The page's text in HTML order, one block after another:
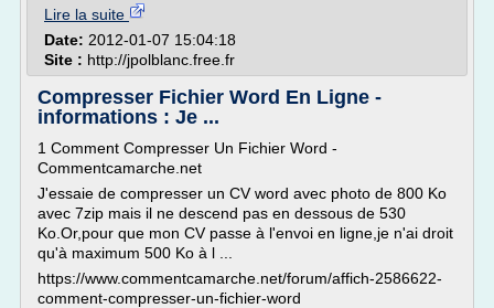
Lire la suite
Date: 2012-01-07 15:04:18
Site : http://jpolblanc.free.fr
Compresser Fichier Word En Ligne -
informations : Je ...
1 Comment Compresser Un Fichier Word -
Commentcamarche.net
J'essaie de compresser un CV word avec photo de 800 Ko
avec 7zip mais il ne descend pas en dessous de 530
Ko.Or,pour que mon CV passe à l'envoi en ligne,je n'ai droit
qu'à maximum 500 Ko à l ...
https://www.commentcamarche.net/forum/affich-2586622-
comment-compresser-un-fichier-word